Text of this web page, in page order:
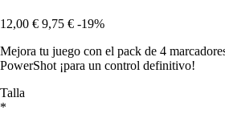
12,00 € 9,75 € -19%
Mejora tu juego con el pack de 4
PowerShot ¡para un control definitivo!
Talla
*